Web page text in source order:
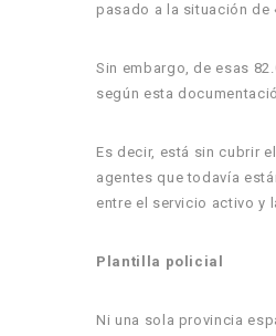
pasado a la situación
Sin embargo, de esas
según esta
Es decir, está sin cubrir
agentes que todavía
entre el servicio activo y
Plantilla policial
Ni una sola provincia